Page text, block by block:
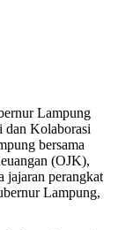
Lampung
dan Kolaborasi
bersama
(OJK),
jajaran perangkat
Lampung,